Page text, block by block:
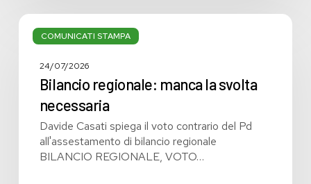
COMUNICATI STAMPA
Bilancio
regionale:
svolta
24/07/2026
Bilancio regionale: manca la svolta
necessaria
Davide Casati spiega il voto contrario del Pd
all'assestamento di bilancio regionale
BILANCIO REGIONALE, VOTO…